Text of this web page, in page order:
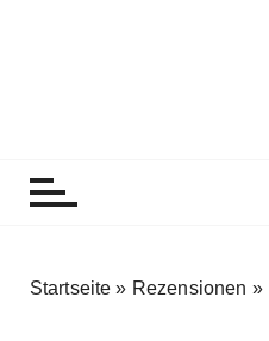
Startseite » Rezensionen »